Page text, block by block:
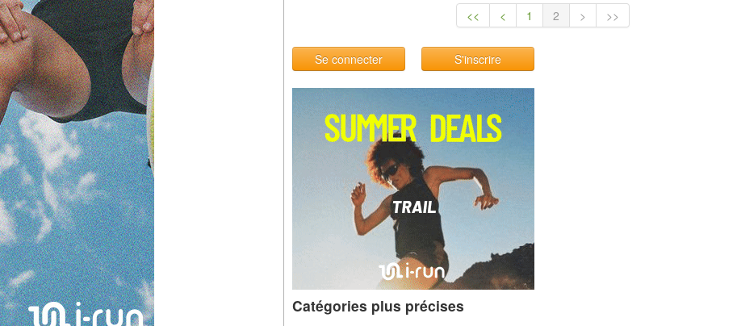
<< < 1 2 > >>
Se connecter S'inscrire
Catégories plus précises